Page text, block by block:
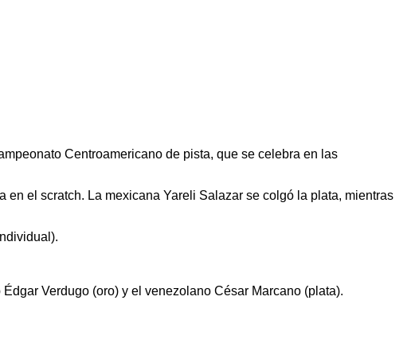
Centroamericano de pista, que se celebra en las
el scratch. La mexicana Yareli Salazar se colgó la plata, mientras
Verdugo (oro) y el venezolano César Marcano (plata).